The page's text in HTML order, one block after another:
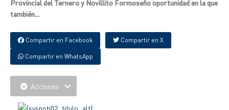
Provincial del Ternero y Novillito Formoseño oportunidad en la que
también...
Compartir en Facebook Compartir en X
Compartir en WhatsApp
Acciones